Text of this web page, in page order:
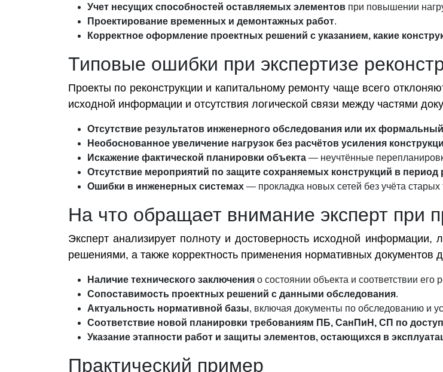
Учет несущих способностей оставляемых элементов при повышении
Проектирование временных и демонтажных работ.
Корректное оформление проектных решений с указанием, какие
Типовые ошибки при экспертизе
Проекты по реконструкции и капитальному ремонту чаще всего
исходной информации и отсутствия логической связи между частями
Отсутствие результатов инженерного обследования или их формальный
Необоснованное увеличение нагрузок без расчётов усиления
Искажение фактической планировки объекта — неучтённые
Отсутствие мероприятий по защите сохраняемых конструкций в период
Ошибки в инженерных системах — прокладка новых сетей без учёта старых
На что обращает внимание эксперт при
Эксперт анализирует полноту и достоверность исходной
решениями, а также корректность применения нормативных документов
Наличие технического заключения о состоянии объекта и соответствии его
Сопоставимость проектных решений с данными обследования.
Актуальность нормативной базы, включая документы по обследованию и
Соответствие новой планировки требованиям ПБ, СанПиН, СП по
Указание этапности работ и защиты элементов, остающихся в
Практический пример